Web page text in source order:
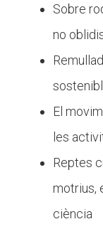
Sobre
no
El
les
Reptes
motrius,
ciència